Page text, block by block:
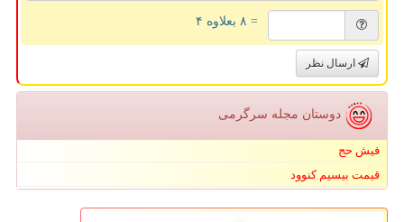
= ۸ بعلاوه ۴
ارسال نظر
دوستان مجله سرگرمی
فیش حج
قیمت بیسیم کنوود